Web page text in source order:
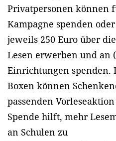
Privatpersonen können
Kampagne spenden
jeweils 250 Euro über
Lesen erwerben und an
Einrichtungen spenden.
Boxen können
passenden
Spende hilft, mehr
an Schulen zu